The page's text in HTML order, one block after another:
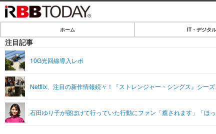
IT・デジタル
ショッピング
SPEED TEST
エンタメ
エンタメTOP
ライフ
ホーム IT・デジタル
注目記事
10G光回線導入レポ
Netflix、注目の新作情報続々！『ストレンジャー・シングス』シー
石田ゆり子が寝ぼけて行っていた行動にファン「癒されます」「ほっ